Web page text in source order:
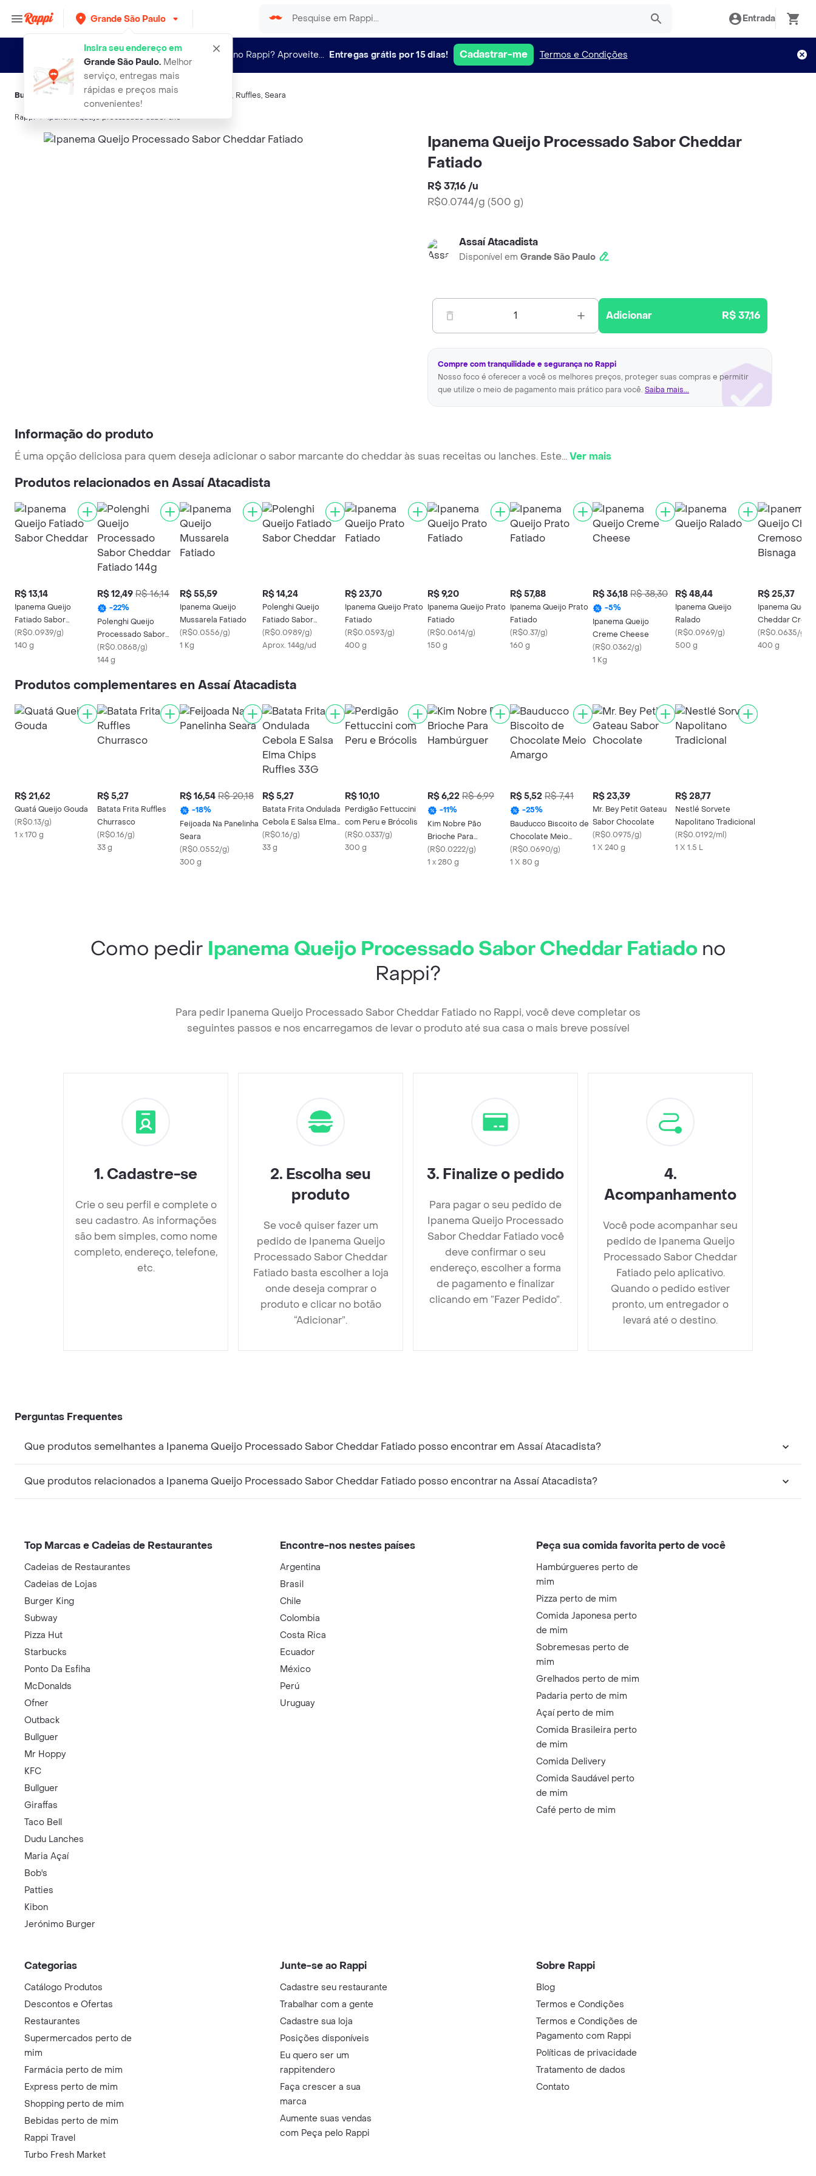
Grande São Paulo
Insira seu endereço em
Grande São Paulo.Melhor
serviço, entregas mais
rápidas e preços mais
convenientes!
Entrada
Novo no Rappi? Aproveite... Entregas grátis por 15 dias! Cadastrar-me Termos e Condições
Buscas relacionadas:Queijos semiduros,Ipanema , Ruffles, Seara
Rappi ipanema queijo processado sabor che
Ipanema Queijo Processado Sabor Cheddar
Fatiado
R$ 37,16 /u
R$0.0744/g (500 g)
Assaí Atacadista
Disponível em Grande São Paulo
1 Adicionar R$ 37,16
Compre com tranquilidade e segurança no Rappi
Nosso foco é oferecer a você os melhores preços, proteger suas compras e permitir
que utilize o meio de pagamento mais prático para você. Saiba mais...
Informação do produto
É uma opção deliciosa para quem deseja adicionar o sabor marcante do cheddar às suas receitas ou lanches. Este...Ver mais
Produtos relacionados en Assaí Atacadista
R$ 13,14
Ipanema Queijo
Fatiado Sabor
Cheddar
(R$0.0939/g)
140 g
R$ 12,49 R$ 16,14
-22%
Polenghi Queijo
Processado Sabor
Cheddar Fatiado 144g
(R$0.0868/g)
144 g
R$ 55,59
Ipanema Queijo
Mussarela Fatiado
(R$0.0556/g)
1 Kg
R$ 14,24
Polenghi Queijo
Fatiado Sabor
Cheddar
(R$0.0989/g)
Aprox. 144g/ud
R$ 23,70
Ipanema Queijo Prato
Fatiado
(R$0.0593/g)
400 g
R$ 9,20
Ipanema Queijo Prato
Fatiado
(R$0.0614/g)
150 g
R$ 57,88
Ipanema Queijo Prato
Fatiado
(R$0.37/g)
160 g
R$ 36,18 R$ 38,30
-5%
Ipanema Queijo
Creme Cheese
(R$0.0362/g)
1 Kg
R$ 48,44
Ipanema Queijo
Ralado
(R$0.0969/g)
500 g
R$ 25,37
Ipanema Queijo
Cheddar
Bisnaga
(R$0.0635/g
400 g
Produtos complementares en Assaí Atacadista
R$ 21,62
Quatá Queijo Gouda
(R$0.13/g)
1 x 170 g
R$ 5,27
Batata Frita Ruffles
Churrasco
(R$0.16/g)
33 g
R$ 16,54 R$ 20,18
-18%
Feijoada Na Panelinha
Seara
(R$0.0552/g)
300 g
R$ 5,27
Batata Frita Ondulada
Cebola E Salsa Elma
Chips Ruffles 33G
(R$0.16/g)
33 g
R$ 10,10
Perdigão Fettuccini
com Peru e Brócolis
(R$0.0337/g)
300 g
R$ 6,22 R$ 6,99
-11%
Kim Nobre Pão
Brioche Para
Hambúrguer
(R$0.0222/g)
1 x 280 g
R$ 5,52 R$ 7,41
-25%
Bauducco Biscoito de
Chocolate Meio
Amargo
(R$0.0690/g)
1 X 80 g
R$ 23,39
Mr. Bey Petit Gateau
Sabor Chocolate
(R$0.0975/g)
1 X 240 g
R$ 28,77
Nestlé Sorvete
Napolitano Tradicional
(R$0.0192/ml)
1 X 1.5 L
Como pedir Ipanema Queijo Processado Sabor Cheddar Fatiadono
Rappi?
Para pedir Ipanema Queijo Processado Sabor Cheddar Fatiado no Rappi, você deve completar os
seguintes passos e nos encarregamos de levar o produto até sua casa o mais breve possível
1. Cadastre-se
Crie o seu perfil e complete o
seu cadastro. As informações
são bem simples, como nome
completo, endereço, telefone,
etc.
2. Escolha seu
produto
Se você quiser fazer um
pedido de Ipanema Queijo
Processado Sabor Cheddar
Fatiado basta escolher a loja
onde deseja comprar o
produto e clicar no botão
“Adicionar”.
3. Finalize o pedido
Para pagar o seu pedido de
Ipanema Queijo Processado
Sabor Cheddar Fatiado você
deve confirmar o seu
endereço, escolher a forma
de pagamento e finalizar
clicando em ”Fazer Pedido”.
4.
Acompanhamento
Você pode acompanhar seu
pedido de Ipanema Queijo
Processado Sabor Cheddar
Fatiado pelo aplicativo.
Quando o pedido estiver
pronto, um entregador o
levará até o destino.
Perguntas Frequentes
Que produtos semelhantes a Ipanema Queijo Processado Sabor Cheddar Fatiado posso encontrar em Assaí Atacadista?
Que produtos relacionados a Ipanema Queijo Processado Sabor Cheddar Fatiado posso encontrar na Assaí Atacadista?
Top Marcas e Cadeias de Restaurantes
Cadeias de Restaurantes
Cadeias de Lojas
Burger King
Subway
Pizza Hut
Starbucks
Ponto Da Esfiha
McDonalds
Ofner
Outback
Bullguer
Mr Hoppy
KFC
Bullguer
Giraffas
Taco Bell
Dudu Lanches
Maria Açaí
Bob's
Patties
Kibon
Jerónimo Burger
Encontre-nos nestes países
Argentina
Brasil
Chile
Colombia
Costa Rica
Ecuador
México
Perú
Uruguay
Peça sua comida favorita perto de você
Hambúrgueres perto de
mim
Pizza perto de mim
Comida Japonesa perto
de mim
Sobremesas perto de
mim
Grelhados perto de mim
Padaria perto de mim
Açaí perto de mim
Comida Brasileira perto
de mim
Comida Delivery
Comida Saudável perto
de mim
Café perto de mim
Categorias
Catálogo Produtos
Descontos e Ofertas
Restaurantes
Supermercados perto de
mim
Farmácia perto de mim
Express perto de mim
Shopping perto de mim
Bebidas perto de mim
Rappi Travel
Turbo Fresh Market
Junte-se ao Rappi
Cadastre seu restaurante
Trabalhar com a gente
Cadastre sua loja
Posições disponíveis
Eu quero ser um
rappitendero
Faça crescer a sua
marca
Aumente suas vendas
com Peça pelo Rappi
Sobre Rappi
Blog
Termos e Condições
Termos e Condições de
Pagamento com Rappi
Políticas de privacidade
Tratamento de dados
Contato